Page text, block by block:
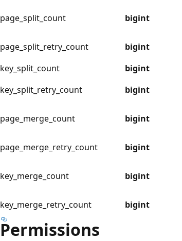
page_split_count
bigint
page_split_retry_count
bigint
key_split_count
bigint
key_split_retry_count
bigint
page_merge_count
bigint
page_merge_retry_count
bigint
key_merge_count
bigint
key_merge_retry_count
bigint
Permissions